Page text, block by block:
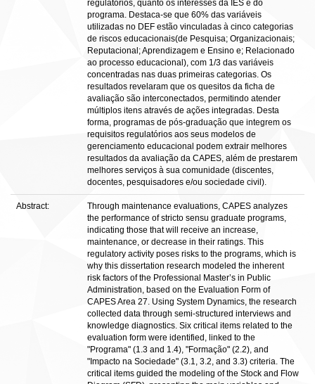
regulatórios, quanto os interesses da IES e do
programa. Destaca-se que 60% das variáveis
utilizadas no DEF estão vinculadas à cinco categorias
de riscos educacionais(de Pesquisa; Organizacionais;
Reputacional; Aprendizagem e Ensino e; Relacionado
ao processo educacional), com 1/3 das variáveis
concentradas nas duas primeiras categorias. Os
resultados revelaram que os quesitos da ficha de
avaliação são interconectados, permitindo atender
múltiplos itens através de ações integradas. Desta
forma, programas de pós-graduação que integrem os
requisitos regulatórios aos seus modelos de
gerenciamento educacional podem extrair melhores
resultados da avaliação da CAPES, além de prestarem
melhores serviços à sua comunidade (discentes,
docentes, pesquisadores e/ou sociedade civil).
Abstract:
Through maintenance evaluations, CAPES analyzes
the performance of stricto sensu graduate programs,
indicating those that will receive an increase,
maintenance, or decrease in their ratings. This
regulatory activity poses risks to the programs, which is
why this dissertation research modeled the inherent
risk factors of the Professional Master’s in Public
Administration, based on the Evaluation Form of
CAPES Area 27. Using System Dynamics, the research
collected data through semi-structured interviews and
knowledge diagnostics. Six critical items related to the
evaluation form were identified, linked to the
"Programa" (1.3 and 1.4), "Formação" (2.2), and
"Impacto na Sociedade" (3.1, 3.2, and 3.3) criteria. The
critical items guided the modeling of the Stock and Flow